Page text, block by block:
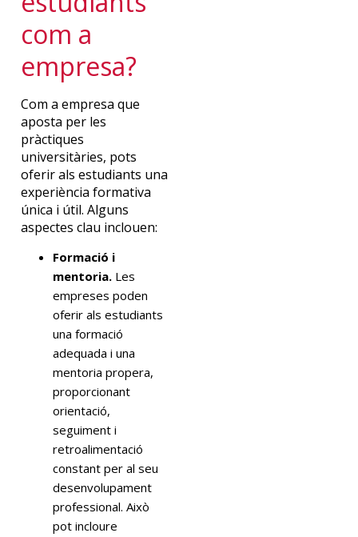
com a
empresa?
Com a empresa que
aposta per les
pràctiques
universitàries, pots
oferir als estudiants una
experiència formativa
única i útil. Alguns
aspectes clau inclouen:
Formació i
mentoria.Les
empreses poden
oferir als estudiants
una formació
adequada i una
mentoria propera,
proporcionant
orientació,
seguiment i
retroalimentació
constant per al seu
desenvolupament
professional. Això
pot incloure